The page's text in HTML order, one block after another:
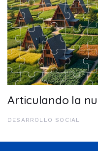
Articulando la
DESARROLLO SOCIAL